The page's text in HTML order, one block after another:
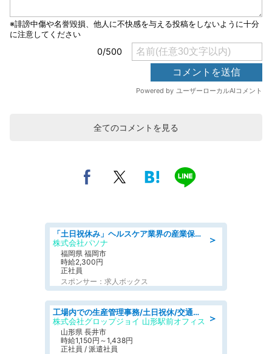
全てのコメントを見る
＞
「土日祝休み」ヘルスケア業界の産業保健師/高時給/未経験OK/要資格:保健師、正看護師
株式会社パソナ
福岡県 福岡市
時給2,300円
正社員
スポンサー：求人ボックス
＞
工場内での生産管理事務/土日祝休/交通費支給
株式会社グロップジョイ 山形駅前オフィス
山形県 長井市
時給1,150円～1,438円
正社員 / 派遣社員